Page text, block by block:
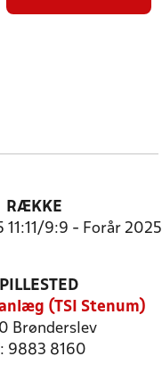
RÆKKE
11:11/9:9 - Forår 2025
(TSI Stenum)
Brønderslev
9883 8160